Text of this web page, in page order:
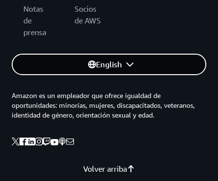
Notas
de
prensa
Socios
de AWS
English
Volver arriba
Amazon es un empleador que ofrece igualdad de
oportunidades: minorías, mujeres, discapacitados, veteranos,
identidad de género, orientación sexual y edad.